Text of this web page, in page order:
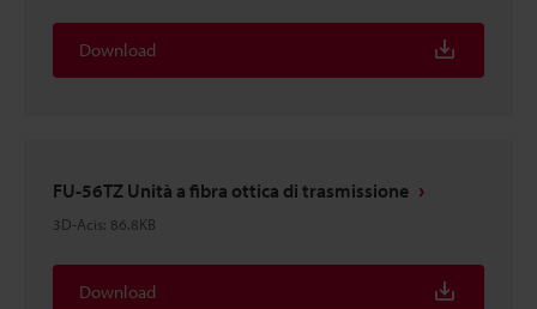
Download
FU-56TZ Unità a fibra ottica di trasmissione
3D-Acis: 86.8KB
Download